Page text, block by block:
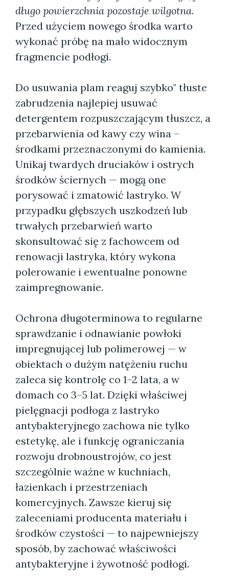
długo powierzchnia pozostaje wilgotna.
Przed użyciem nowego środka warto
wykonać próbę na mało widocznym
fragmencie podłogi.
Do usuwania plam reaguj szybko" tłuste
zabrudzenia najlepiej usuwać
detergentem rozpuszczającym tłuszcz, a
przebarwienia od kawy czy wina –
środkami przeznaczonymi do kamienia.
Unikaj twardych druciaków i ostrych
środków ściernych — mogą one
porysować i zmatowić lastryko. W
przypadku głębszych uszkodzeń lub
trwałych przebarwień warto
skonsultować się z fachowcem od
renowacji lastryka, który wykona
polerowanie i ewentualne ponowne
zaimpregnowanie.
Ochrona długoterminowa to regularne
sprawdzanie i odnawianie powłoki
impregnującej lub polimerowej — w
obiektach o dużym natężeniu ruchu
zaleca się kontrolę co 1–2 lata, a w
domach co 3–5 lat. Dzięki właściwej
pielęgnacji podłoga z lastryko
antybakteryjnego zachowa nie tylko
estetykę, ale i funkcję ograniczania
rozwoju drobnoustrojów, co jest
szczególnie ważne w kuchniach,
łazienkach i przestrzeniach
komercyjnych. Zawsze kieruj się
zaleceniami producenta materiału i
środków czystości — to najpewniejszy
sposób, by zachować właściwości
antybakteryjne i żywotność podłogi.